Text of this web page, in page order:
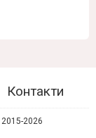
Контакти
2026